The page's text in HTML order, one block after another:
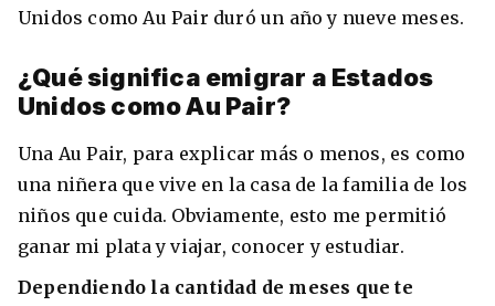
estudiantes y trabajadores cualificados
vacunados contra el Covid-19
Estados Unidos
Ecuador
México
VER TODOS LOS PAÍSES
Estudia un Bachelor de IT en Cork
Unidos como Au Pair duró un año y nueve meses.
¿Qué significa emigrar a Estados
Unidos como Au Pair?
Una Au Pair, para explicar más o menos, es como
una niñera que vive en la casa de la familia de los
niños que cuida. Obviamente, esto me permitió
ganar mi plata y viajar, conocer y estudiar.
Dependiendo la cantidad de meses que te